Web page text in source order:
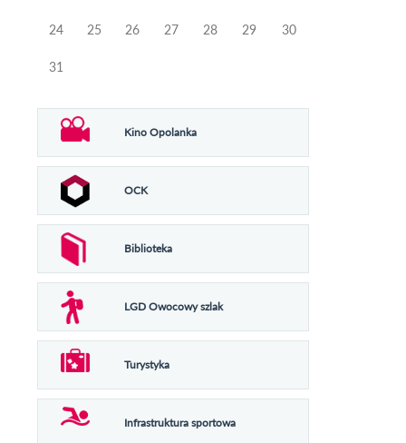
24 25 26 27 28 29 30
31
Kino Opolanka
OCK
Biblioteka
LGD Owocowy szlak
Turystyka
Infrastruktura sportowa